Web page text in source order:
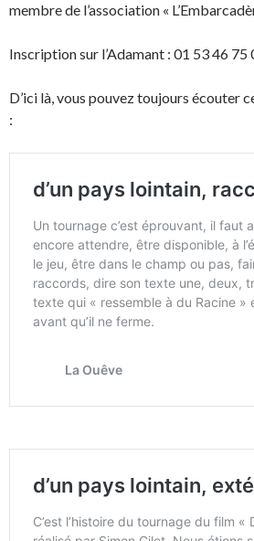
membre de l’association «
Inscription sur l’Adamant : 01 53 46 75
D’ici là, vous pouvez toujours écouter
: